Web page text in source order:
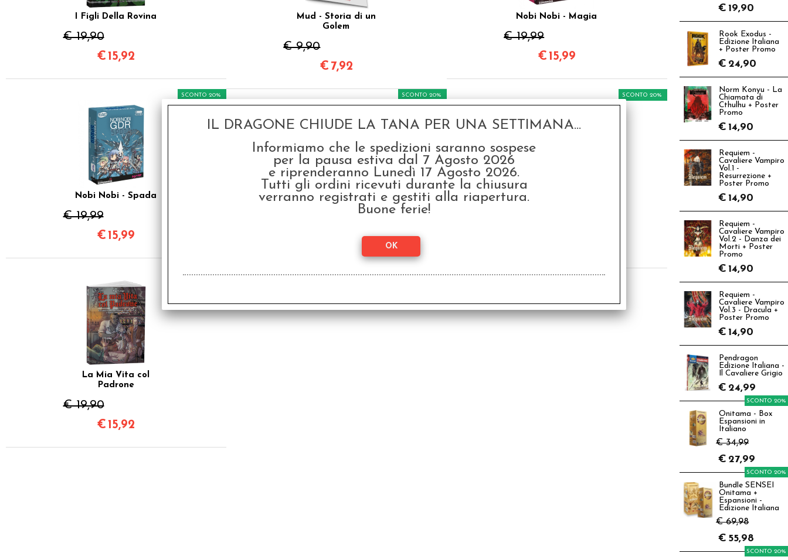
I Figli Della Rovina
€ 19,90
€ 15,92
Mud - Storia di un
Golem
€ 9,90
€ 7,92
Nobi Nobi - Magia
€ 19,99
€ 15,99
Nobi Nobi - Spada
€ 19,99
SCONTO 20%
€ 15,99
Teens in Space -
Italiano
SCONTO 20%
Fabula Ultima - Atlante
SCONTO 20%
La Mia Vita col
Padrone
€ 19,90
SCONTO 20%
€ 15,92
€ 19,90
Rook Exodus -
Edizione Italiana
+ Poster Promo
€ 24,90
Norm Konyu - La
Chiamata di
Cthulhu + Poster
Promo
€ 14,90
Requiem -
Cavaliere Vampiro
Vol.1 -
Resurrezione +
Poster Promo
€ 14,90
Requiem -
Cavaliere Vampiro
Vol.2 - Danza dei
Morti + Poster
Promo
€ 14,90
Requiem -
Cavaliere Vampiro
Vol.3 - Dracula +
Poster Promo
€ 14,90
Pendragon
Edizione Italiana -
Il Cavaliere Grigio
€ 24,99
Onitama - Box
Espansioni in
Italiano
€ 34,99
SCONTO 20%
€ 27,99
Bundle SENSEI
Onitama +
Espansioni -
Edizione Italiana
€ 69,98
SCONTO 20%
€ 55,98
SCONTO 20%
IL DRAGONE CHIUDE LA TANA PER UNA SETTIMANA...
Informiamo che le spedizioni saranno sospese
per la pausa estiva dal 7 Agosto 2026
e riprenderanno Lunedì 17 Agosto 2026.
Tutti gli ordini ricevuti durante la chiusura
verranno registrati e gestiti alla riapertura.
Buone ferie!